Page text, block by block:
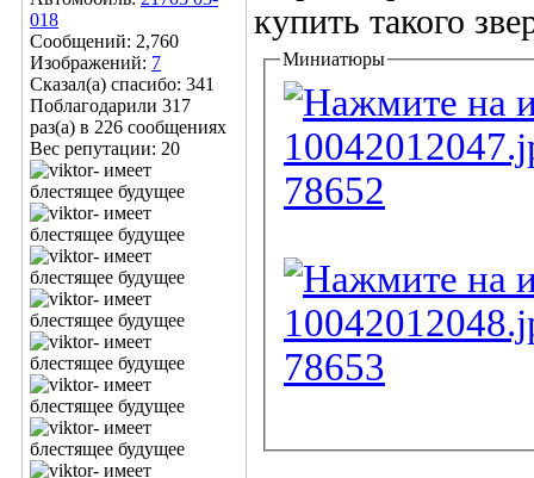
018
Сообщений: 2,760
Изображений: 7
Сказал(а) спасибо: 341
Поблагодарили 317
раз(а) в 226 сообщениях
Вес репутации: 20
купить такого
Миниатюры